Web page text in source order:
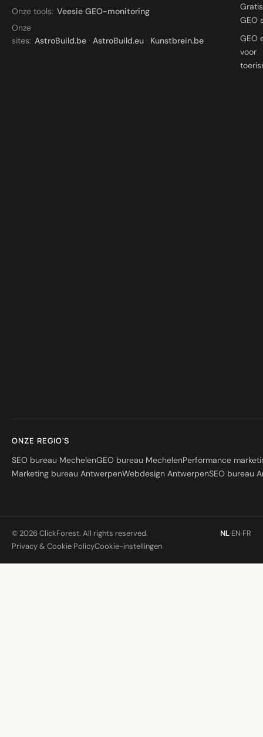
Onze tools: Veesie GEO-monitoring
Onze
sites: AstroBuild.be · AstroBuild.eu · Kunstbrein.be
GEO
GEO
voor
ONZE REGIO'S
SEO bureau MechelenGEO bureau MechelenPerformance
Marketing bureau AntwerpenWebdesign AntwerpenSEO bureau
© 2026 ClickForest. All rights reserved. NL·EN·FR
Privacy & Cookie PolicyCookie-instellingen